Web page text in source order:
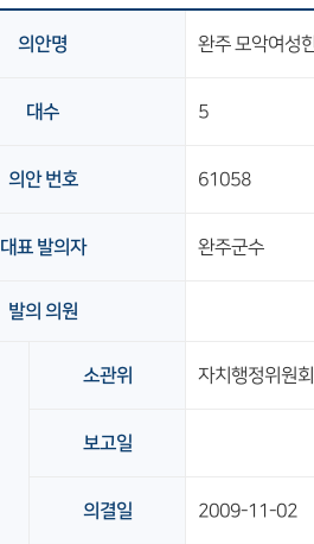
의안명 완주 모악여성
대수 5
의안 번호 61058
대표 발의자 완주군수
발의 의원
소관위 자치행정위원회
보고일
의결일 2009-11-02